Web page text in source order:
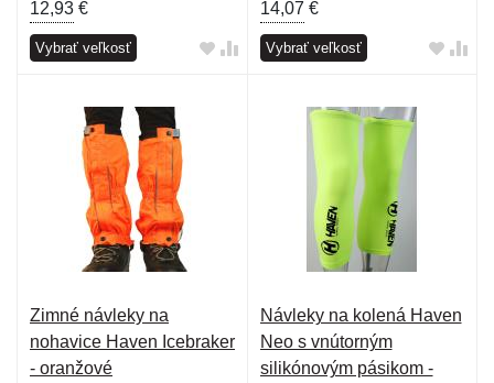
12,93 €
Vybrať veľkosť
14,07 €
Vybrať veľkosť
Zimné návleky na
nohavice Haven Icebraker
- oranžové
Návleky na kolená Haven
Neo s vnútorným
silikónovým pásikom -